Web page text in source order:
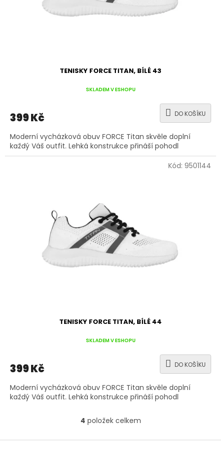
TENISKY FORCE TITAN, BÍLÉ 43
SKLADEM V ESHOPU
399 Kč DO KOŠÍKU
Moderní vycházková obuv FORCE Titan skvěle doplní
každý Váš outfit. Lehká konstrukce přináší pohodl
TENISKY FORCE TITAN, BÍLÉ 44
SKLADEM V ESHOPU
399 Kč DO KOŠÍKU
Moderní vycházková obuv FORCE Titan skvěle doplní
každý Váš outfit. Lehká konstrukce přináší pohodl
Kód: 9501144
O
l
4 položek celkem
Z